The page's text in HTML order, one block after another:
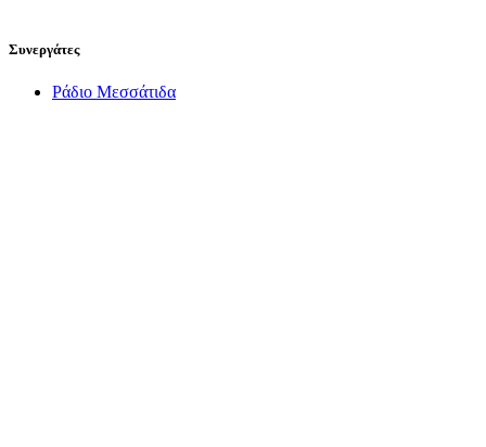
Συνεργάτες
Ράδιο Μεσσάτιδα